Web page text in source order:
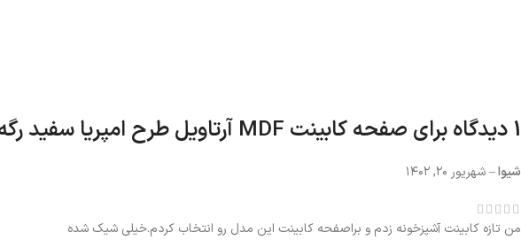
1 دیدگاه برای صفحه کابینت MDF آرتاویل طرح امپریا سفید رگه طلایی کد ۱۲۱۲
شیوا–شهریور ۲۰, ۱۴۰۲
من تازه کابینت آشپزخونه زدم و براصفحه کابینت این مدل رو انتخاب کردم.خیلی شیک شده